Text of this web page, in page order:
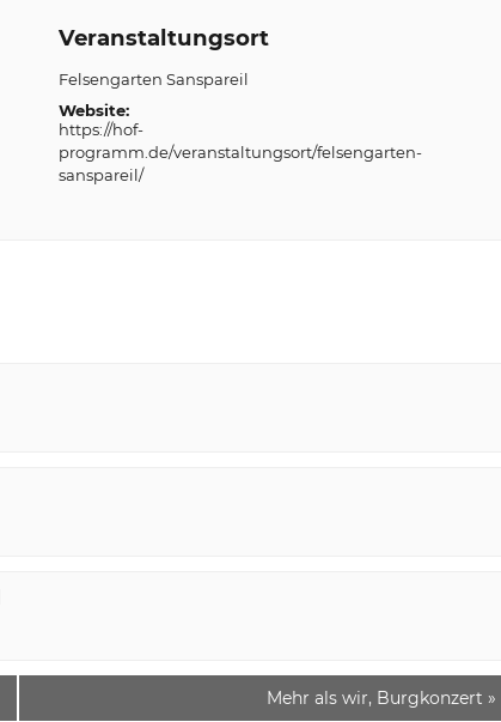
Veranstaltungsort
Felsengarten Sanspareil
Website:
https://hof-
programm.de/veranstaltungsort/felsengarten-
sanspareil/
Mehr als wir, Burgkonzert »